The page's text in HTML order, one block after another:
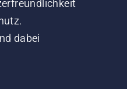
dabei